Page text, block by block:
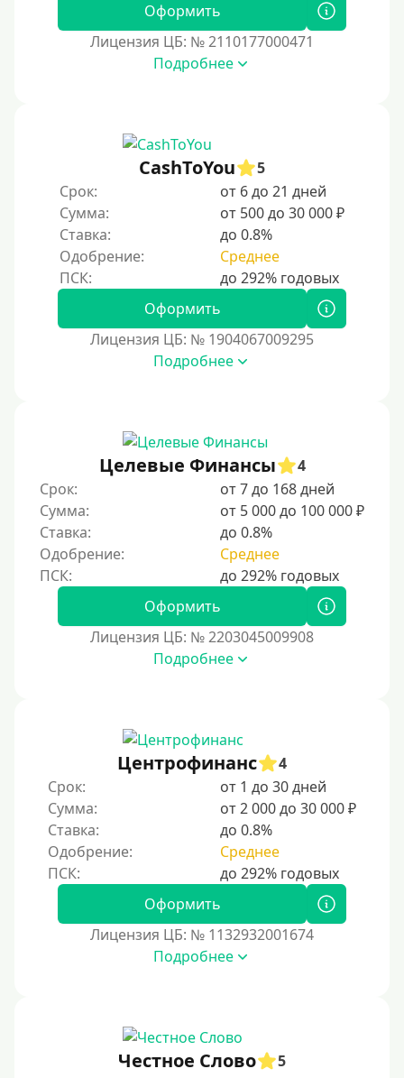
Оформить
Лицензия ЦБ: № 2110177000471
Подробнее
CashToYou
5
Срок:
от 6 до 21 дней
Сумма:
от 500 до 30 000 ₽
Ставка:
до 0.8%
Одобрение:
Среднее
Оформить
Лицензия ЦБ: № 1904067009295
Подробнее
Целевые Финансы
4
Срок:
от 7 до 168 дней
Сумма:
от 5 000 до 100 000 ₽
Ставка:
до 0.8%
Одобрение:
Среднее
Оформить
Лицензия ЦБ: № 2203045009908
Подробнее
Центрофинанс
4
Срок:
от 1 до 30 дней
Сумма:
от 2 000 до 30 000 ₽
Ставка:
до 0.8%
Одобрение:
Среднее
Оформить
Лицензия ЦБ: № 1132932001674
Подробнее
Честное Слово
5